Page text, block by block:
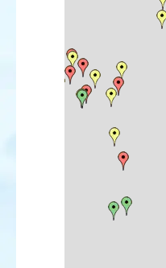
Roselin githagine
Roselin cramoisi
Paruline noir et blanc
Bruant à gorge blanche
Bruant des neiges
Bruant fou